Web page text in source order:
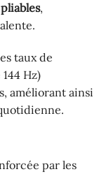
,
taux de
Hz)
améliorant ainsi
par les